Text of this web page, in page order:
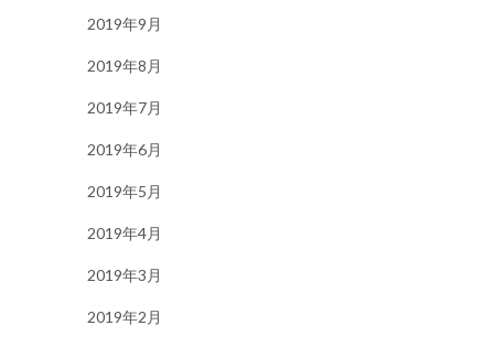
2019年9月
2019年8月
2019年7月
2019年6月
2019年5月
2019年4月
2019年3月
2019年2月